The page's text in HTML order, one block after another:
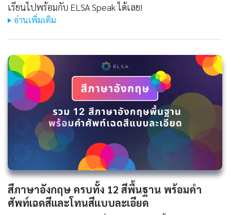
เรียนไปพร้อมกับ ELSA Speak ได้เลย!
อ่านเพิ่มเติม
สีภาษาอังกฤษ ครบทั้ง 12 สีพื้นฐาน พร้อมคำ
ศัพท์เฉดสีและโทนสีแบบละเอียด